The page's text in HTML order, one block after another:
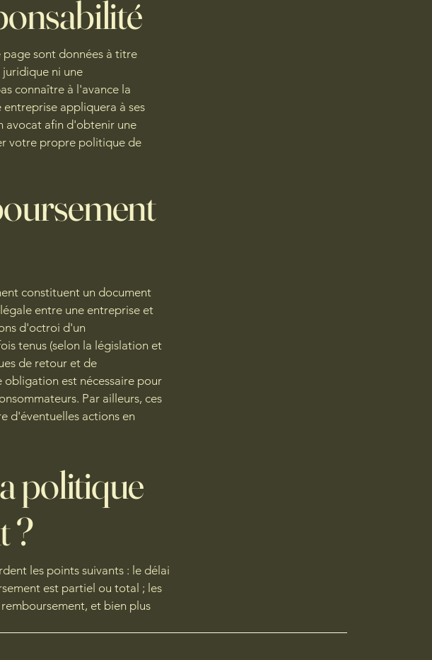
sont données à titre
ni une
connaître à l'avance la
appliquera à ses
avocat afin d'obtenir une
votre propre politique de
constituent un document
entre une entreprise et
d'octroi d'un
tenus (selon la législation et
de retour et de
est nécessaire pour
Par ailleurs, ces
d'éventuelles actions en
politique
?
les points suivants : le délai
est partiel ou total ; les
et bien plus